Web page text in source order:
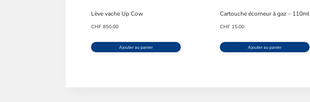
Lève vache Up Cow
CHF 850.00
Ajouter au panier
Cartouche écorneur à gaz – 110ml
CHF 15.00
Ajouter au panier